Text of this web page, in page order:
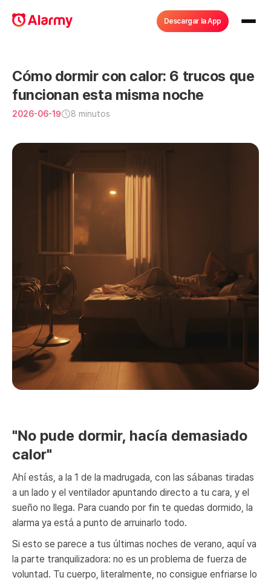
Descargar la App
Cómo dormir con calor: 6 trucos que
funcionan esta misma noche
2026-06-19 8 minutos
"No pude dormir, hacía demasiado
calor"
Ahí estás, a la 1 de la madrugada, con las sábanas tiradas
a un lado y el ventilador apuntando directo a tu cara, y el
sueño no llega. Para cuando por fin te quedas dormido, la
alarma ya está a punto de arruinarlo todo.
Si esto se parece a tus últimas noches de verano, aquí va
la parte tranquilizadora: no es un problema de fuerza de
voluntad. Tu cuerpo, literalmente, no consigue enfriarse lo